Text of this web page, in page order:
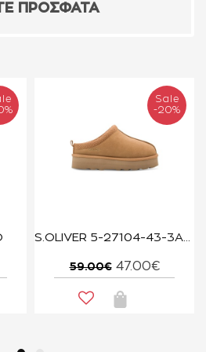
ΠΡΟΣΦΑΤΑ
Sale
-20%
S.OLIVER 5-27104-43-3A5 COGNAC
59.00€ 47.00€